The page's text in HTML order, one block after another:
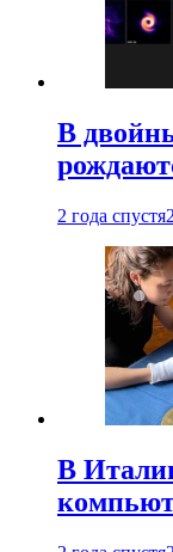
В
2 года спустя
В